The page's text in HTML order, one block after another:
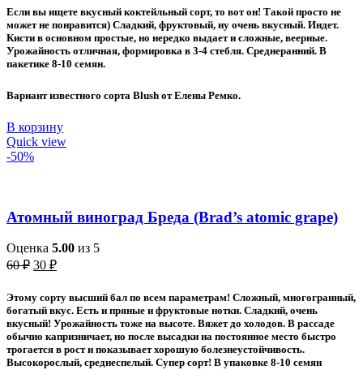
80 ₽.
50 ₽.
Если вы ищете вкусный коктейльный сорт, то вот он! Такой просто не
может не понравится) Сладкий, фруктовый, ну очень вкусный. Индет.
Кисти в основном простые, но нередко выдает и сложные, веерные.
Урожайность отличная, формировка в 3-4 стебля. Среднеранний. В
пакетике 8-10 семян.
Вариант известного сорта Blush от Елены Ремко.
В корзину
Quick view
-50%
Атомный виноград Бреда (Brad’s atomic grape)
Оценка 5.00 из 5
60₽ Первоначальная
60 ₽.
30 ₽Текущая
30 ₽.
Этому сорту высший бал по всем параметрам! Сложный, многогранный,
богатый вкус. Есть и пряные и фруктовые нотки. Сладкий, очень
вкусный! Урожайность тоже на высоте. Вяжет до холодов. В рассаде
обычно капризничает, но после высадки на постоянное место быстро
трогается в рост и показывает хорошую болезнеустойчивость.
Высокорослый, среднеспелый. Супер сорт! В упаковке 8-10 семян